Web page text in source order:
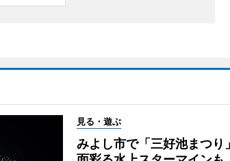
見る・遊ぶ
みよし市で「三好池まつ